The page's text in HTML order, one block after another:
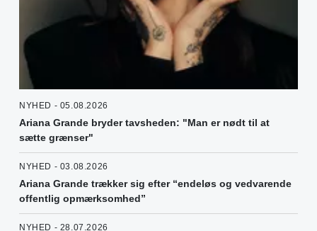
NYHED - 05.08.2026
Ariana Grande bryder tavsheden: "Man er nødt til at
sætte grænser"
NYHED - 03.08.2026
Ariana Grande trækker sig efter “endeløs og vedvarende
offentlig opmærksomhed”
NYHED - 28.07.2026